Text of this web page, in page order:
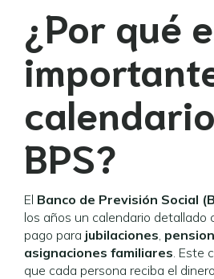
¿Por qué
BPS?
El Banco de Previsión Social
los años un calendario detallado
pago para jubilaciones,
asignaciones familiares. Este
que cada persona reciba el